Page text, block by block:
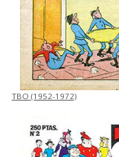
TBO (1952-1972)